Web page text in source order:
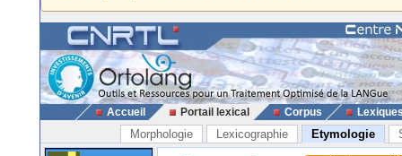
Accueil Portail lexical Corpus
Morphologie Lexicographie Etymologie